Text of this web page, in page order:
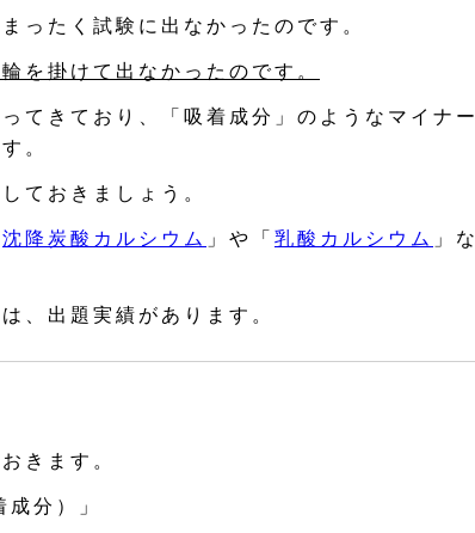
ったく試験に出なかったのです。
を掛けて出なかったのです。
てきており、「吸着成分」のようなマイナー
。
ておきましょう。
沈降炭酸カルシウム 」や「 乳酸カルシウム 」な
、出題実績があります。
きます。
分）」